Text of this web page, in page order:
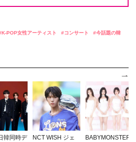
K-POP女性アーティスト コンサート
今話題の韓
韓同時デ
NCT WISH ジェ
BABYMONSTER